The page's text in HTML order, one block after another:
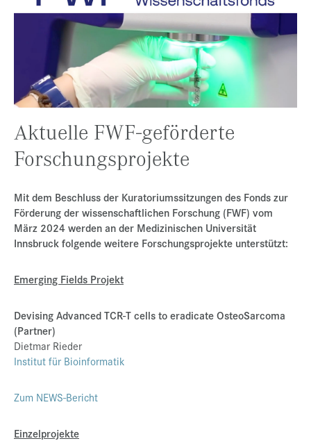
Internationales
Events
Presse
Kontakt
Datenschutz
Service-Links
de |en
Aktuelle FWF-geförderte
Forschungsprojekte
Mit dem Beschluss der Kuratoriumssitzungen des Fonds zur
Förderung der wissenschaftlichen Forschung (FWF) vom
März 2024 werden an der Medizinischen Universität
Innsbruck folgende weitere Forschungsprojekte unterstützt:
Emerging Fields Projekt
Devising Advanced TCR-T cells to eradicate OsteoSarcoma
(Partner)
Dietmar Rieder
Institut für Bioinformatik
Zum NEWS-Bericht
Einzelprojekte